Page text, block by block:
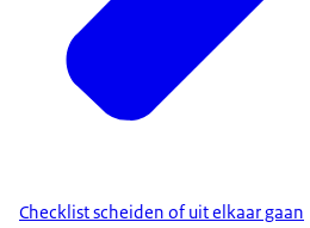
Checklist scheiden of uit elkaar gaan